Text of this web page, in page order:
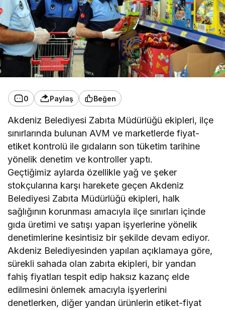
0 Paylaş Beğen
Akdeniz Belediyesi Zabıta Müdürlüğü ekipleri, ilçe
sınırlarında bulunan AVM ve marketlerde fiyat-
etiket kontrolü ile gıdaların son tüketim tarihine
yönelik denetim ve kontroller yaptı.
Geçtiğimiz aylarda özellikle yağ ve şeker
stokçularına karşı harekete geçen Akdeniz
Belediyesi Zabıta Müdürlüğü ekipleri, halk
sağlığının korunması amacıyla ilçe sınırları içinde
gıda üretimi ve satışı yapan işyerlerine yönelik
denetimlerine kesintisiz bir şekilde devam ediyor.
Akdeniz Belediyesinden yapılan açıklamaya göre,
sürekli sahada olan zabıta ekipleri, bir yandan
fahiş fiyatları tespit edip haksız kazanç elde
edilmesini önlemek amacıyla işyerlerini
denetlerken, diğer yandan ürünlerin etiket-fiyat